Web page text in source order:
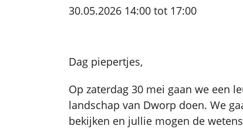
30.05.2026 14:00 tot 17:00
Dag piepertjes,
Op zaterdag 30 mei gaan we een
landschap van Dworp doen. We
bekijken en jullie mogen de